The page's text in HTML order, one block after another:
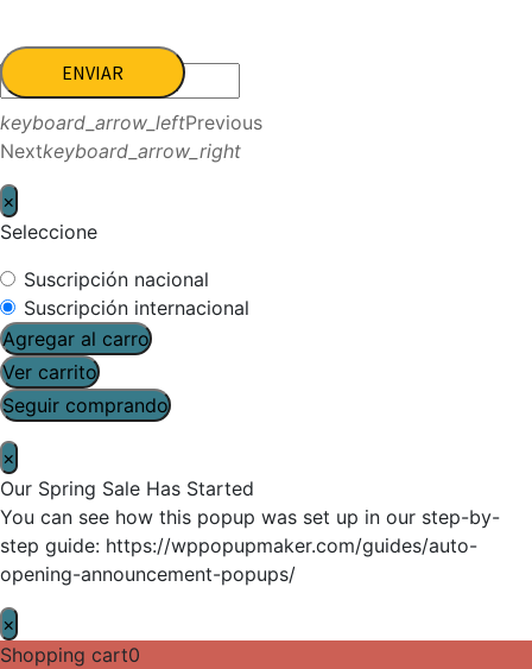
ENVIAR
keyboard_arrow_leftPrevious
Nextkeyboard_arrow_right
×
Seleccione
Suscripción nacional
Suscripción internacional
Agregar al carro
Ver carrito
Seguir comprando
×
Our Spring Sale Has Started
You can see how this popup was set up in our step-by-
step guide: https://wppopupmaker.com/guides/auto-
opening-announcement-popups/
×
Shopping cart0